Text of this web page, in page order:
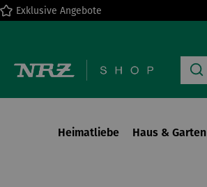
Zur Hauptnavigation springen
Exklusive Angebote
Heimatliebe Haus & Garten